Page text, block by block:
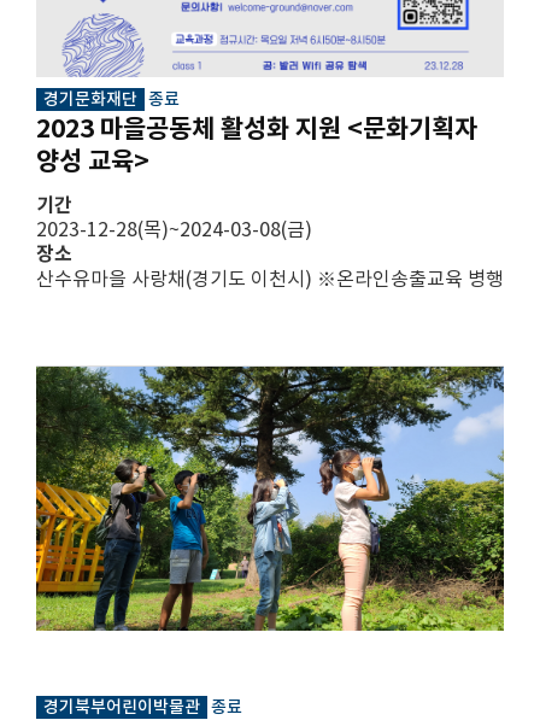
경기문화재단 종료
2023 마을공동체 활성화 지원 <문화기획자
양성 교육>
기간
2023-12-28(목)~2024-03-08(금)
장소
산수유마을 사랑채(경기도 이천시) ※온라인송출교육 병행
경기북부어린이박물관 종료